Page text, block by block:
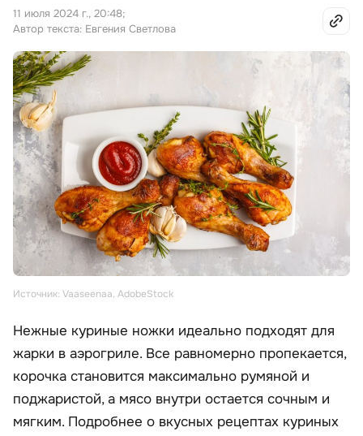
11 июля 2024 г., 20:48;
Автор текста: Евгения Светлова
Источник: Vaaseenaa, AdobeStock
Нежные куриные ножки идеально подходят для
жарки в аэрогриле. Все равномерно пропекается,
корочка становится максимально румяной и
поджаристой, а мясо внутри остается сочным и
мягким. Подробнее о вкусных рецептах куриных